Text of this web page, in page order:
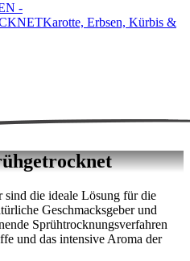
-
Karotte, Erbsen, Kürbis &
sind die ideale Lösung für die
Geschmacksgeber und
Sprühtrocknungsverfahren
und das intensive Aroma der